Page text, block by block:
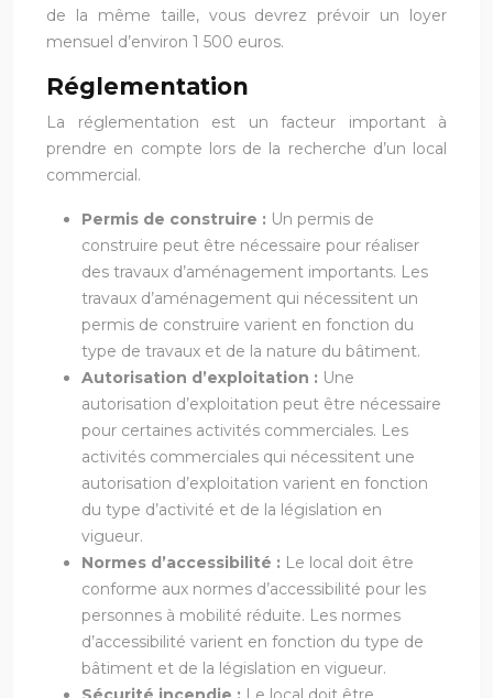
de la même taille, vous devrez prévoir un loyer
mensuel d’environ 1 500 euros.
Réglementation
La réglementation est un facteur important à
prendre en compte lors de la recherche d’un local
commercial.
Permis de construire : Un permis de
construire peut être nécessaire pour réaliser
des travaux d’aménagement importants. Les
travaux d’aménagement qui nécessitent un
permis de construire varient en fonction du
type de travaux et de la nature du bâtiment.
Autorisation d’exploitation : Une
autorisation d’exploitation peut être nécessaire
pour certaines activités commerciales. Les
activités commerciales qui nécessitent une
autorisation d’exploitation varient en fonction
du type d’activité et de la législation en
vigueur.
Normes d’accessibilité : Le local doit être
conforme aux normes d’accessibilité pour les
personnes à mobilité réduite. Les normes
d’accessibilité varient en fonction du type de
bâtiment et de la législation en vigueur.